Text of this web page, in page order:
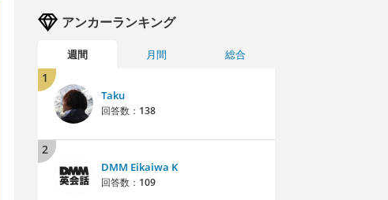
アンカーランキング
週間 月間 総合
1
Taku
回答数： 138
2
DMM Eikaiwa K
回答数： 109